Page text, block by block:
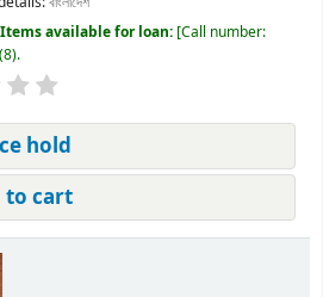
Items available for loan: Call number:
(8).
hold
cart